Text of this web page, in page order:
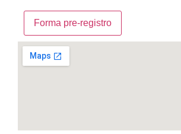
Forma pre-registro